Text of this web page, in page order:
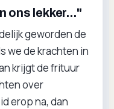
ons lekker..."
geworden de
we de krachten in
krijgt de frituur
over
erop na, dan